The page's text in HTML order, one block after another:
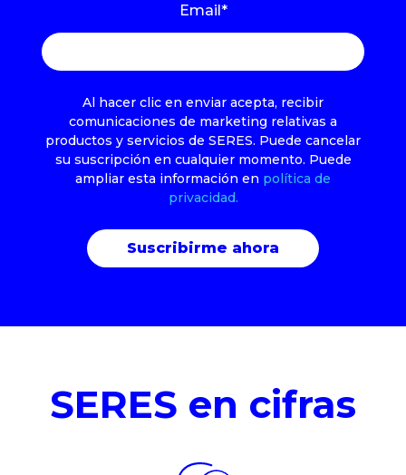
Email*
Al hacer clic en enviar acepta, recibir
comunicaciones de marketing relativas a
productos y servicios de SERES. Puede cancelar
su suscripción en cualquier momento. Puede
ampliar esta información en política de
privacidad.
SERES en cifras